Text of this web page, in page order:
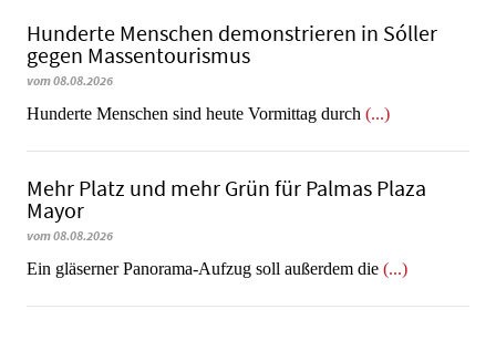
Hunderte Menschen demonstrieren in Sóller
gegen Massentourismus
vom 08.08.2026
Hunderte Menschen sind heute Vormittag durch (...)
Mehr Platz und mehr Grün für Palmas Plaza
Mayor
vom 08.08.2026
Ein gläserner Panorama-Aufzug soll außerdem die (...)